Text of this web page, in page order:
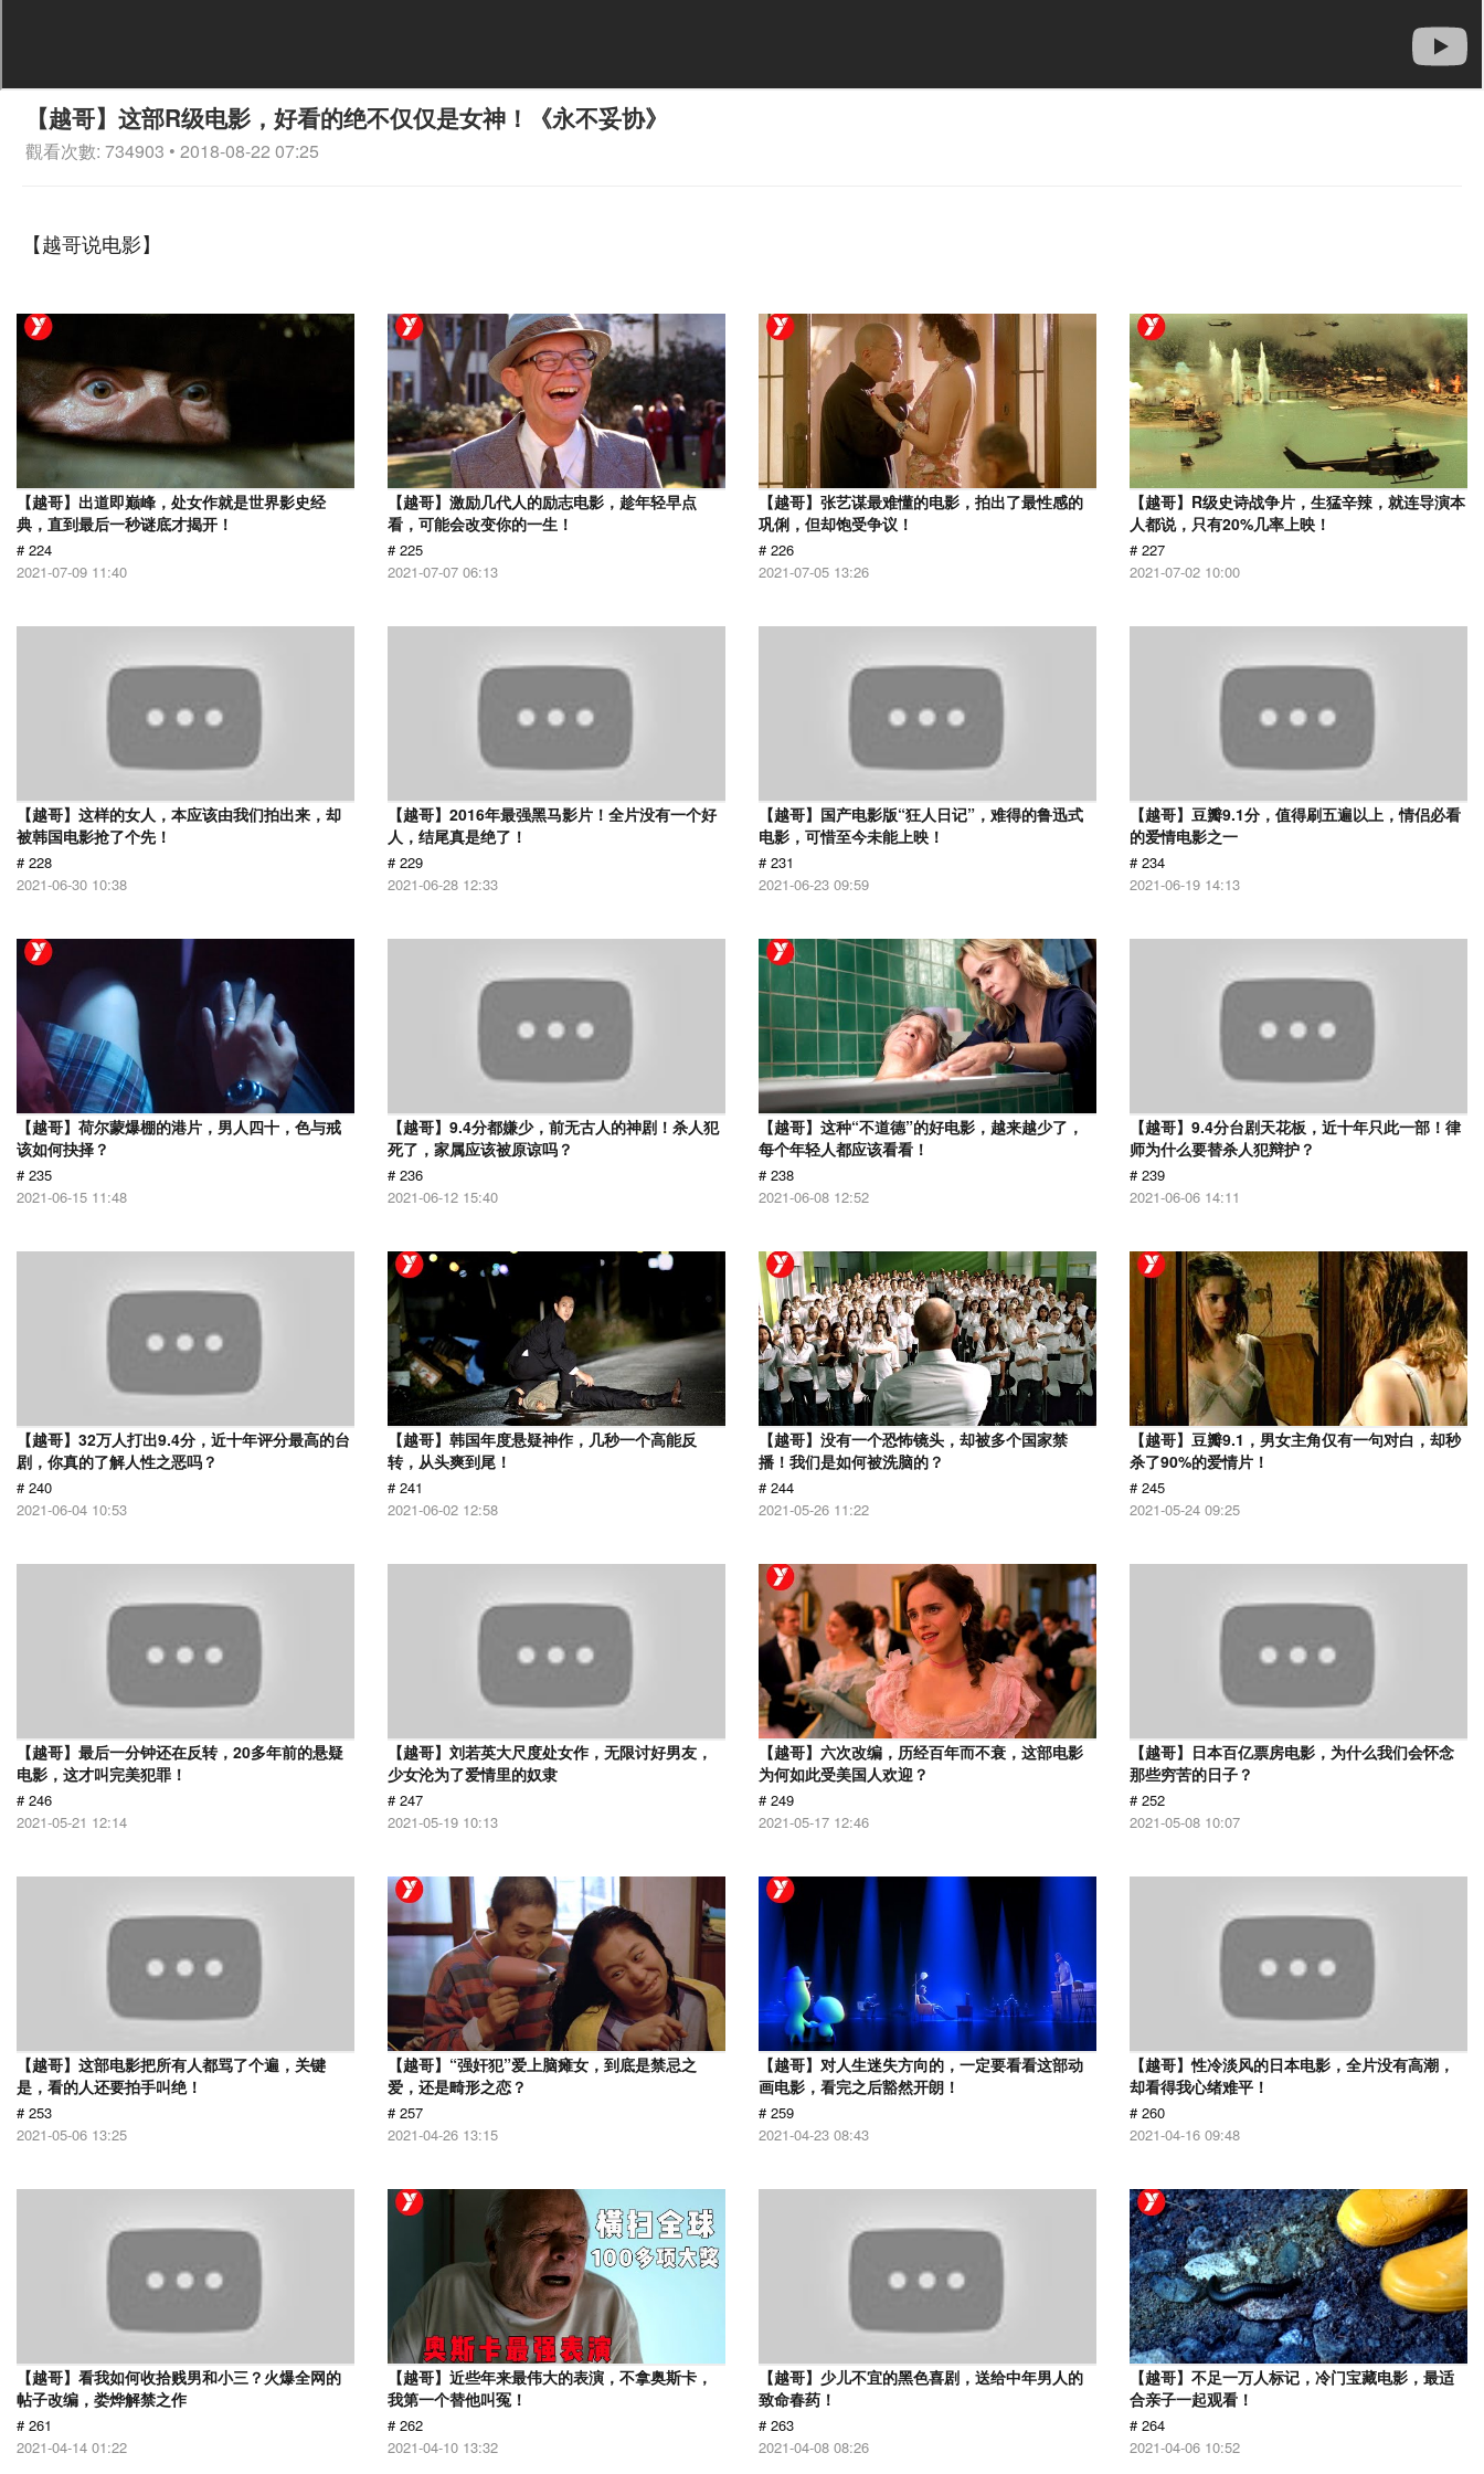
【越哥】这部R级电影，好看的绝不仅仅是女神！《永不妥协》
觀看次數: 734903 • 2018-08-22 07:25
【越哥说电影】
【越哥】出道即巅峰，处女作就是世界影史经
典，直到最后一秒谜底才揭开！
# 224
2021-07-09 11:40
【越哥】激励几代人的励志电影，趁年轻早点
看，可能会改变你的一生！
# 225
2021-07-07 06:13
【越哥】张艺谋最难懂的电影，拍出了最性感的
巩俐，但却饱受争议！
# 226
2021-07-05 13:26
【越哥】R级史诗战争片，生猛辛辣，就连导演本
人都说，只有20%几率上映！
# 227
2021-07-02 10:00
【越哥】这样的女人，本应该由我们拍出来，却
被韩国电影抢了个先！
# 228
2021-06-30 10:38
【越哥】2016年最强黑马影片！全片没有一个好
人，结尾真是绝了！
# 229
2021-06-28 12:33
【越哥】国产电影版“狂人日记”，难得的鲁迅式
电影，可惜至今未能上映！
# 231
2021-06-23 09:59
【越哥】豆瓣9.1分，值得刷五遍以上，情侣必看
的爱情电影之一
# 234
2021-06-19 14:13
【越哥】荷尔蒙爆棚的港片，男人四十，色与戒
该如何抉择？
# 235
2021-06-15 11:48
【越哥】9.4分都嫌少，前无古人的神剧！杀人犯
死了，家属应该被原谅吗？
# 236
2021-06-12 15:40
【越哥】这种“不道德”的好电影，越来越少了，
每个年轻人都应该看看！
# 238
2021-06-08 12:52
【越哥】9.4分台剧天花板，近十年只此一部！律
师为什么要替杀人犯辩护？
# 239
2021-06-06 14:11
【越哥】32万人打出9.4分，近十年评分最高的台
剧，你真的了解人性之恶吗？
# 240
2021-06-04 10:53
【越哥】韩国年度悬疑神作，几秒一个高能反
转，从头爽到尾！
# 241
2021-06-02 12:58
【越哥】没有一个恐怖镜头，却被多个国家禁
播！我们是如何被洗脑的？
# 244
2021-05-26 11:22
【越哥】豆瓣9.1，男女主角仅有一句对白，却秒
杀了90%的爱情片！
# 245
2021-05-24 09:25
【越哥】最后一分钟还在反转，20多年前的悬疑
电影，这才叫完美犯罪！
# 246
2021-05-21 12:14
【越哥】刘若英大尺度处女作，无限讨好男友，
少女沦为了爱情里的奴隶
# 247
2021-05-19 10:13
【越哥】六次改编，历经百年而不衰，这部电影
为何如此受美国人欢迎？
# 249
2021-05-17 12:46
【越哥】日本百亿票房电影，为什么我们会怀念
那些穷苦的日子？
# 252
2021-05-08 10:07
【越哥】这部电影把所有人都骂了个遍，关键
是，看的人还要拍手叫绝！
# 253
2021-05-06 13:25
【越哥】“强奸犯”爱上脑瘫女，到底是禁忌之
爱，还是畸形之恋？
# 257
2021-04-26 13:15
【越哥】对人生迷失方向的，一定要看看这部动
画电影，看完之后豁然开朗！
# 259
2021-04-23 08:43
【越哥】性冷淡风的日本电影，全片没有高潮，
却看得我心绪难平！
# 260
2021-04-16 09:48
【越哥】看我如何收拾贱男和小三？火爆全网的
帖子改编，娄烨解禁之作
# 261
2021-04-14 01:22
【越哥】近些年来最伟大的表演，不拿奥斯卡，
我第一个替他叫冤！
# 262
2021-04-10 13:32
【越哥】少儿不宜的黑色喜剧，送给中年男人的
致命春药！
# 263
2021-04-08 08:26
【越哥】不足一万人标记，冷门宝藏电影，最适
合亲子一起观看！
# 264
2021-04-06 10:52